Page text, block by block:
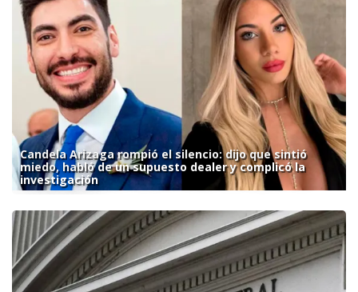
Candela Arizaga rompió el silencio: dijo que sintió
miedo, habló de un supuesto dealer y complicó la
investigación